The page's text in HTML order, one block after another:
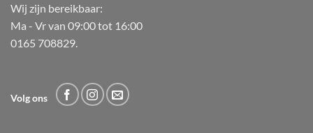
Wij zijn bereikbaar:
Ma - Vr van 09:00 tot 16:00
0165 708829.
Volg ons